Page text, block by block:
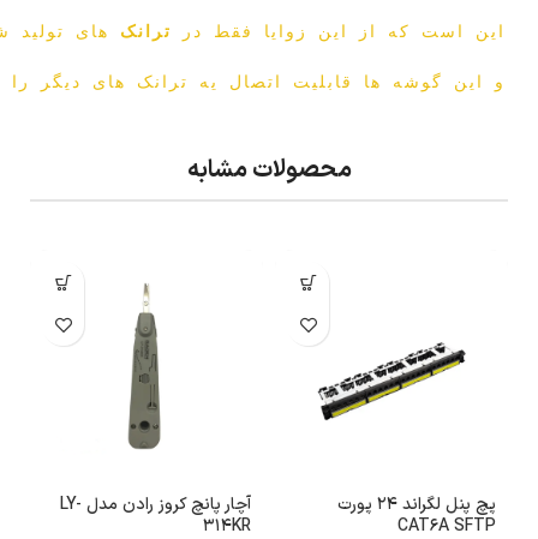
این است که از این زوایا فقط در ترانک های
و این گوشه ها قابلیت اتصال یه ترانک های دیگر را
محصولات مشابه
پچ پنل لگراند 24 پورت
CAT6A SFTP
آچار پانچ کروز رادن مدل LY-
314KR